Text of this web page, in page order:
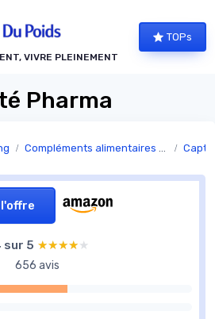
VIVRE PLEINEMENT
TOPs
Pharma
Compléments alimentaires minceur
sur 5 ★★★★★
★★★★★
656 avis